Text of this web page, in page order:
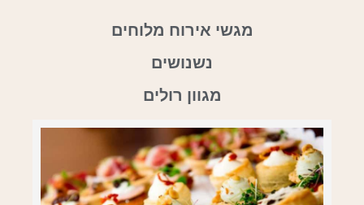
מגשי אירוח מלוחים
נשנושים
מגוון רולים